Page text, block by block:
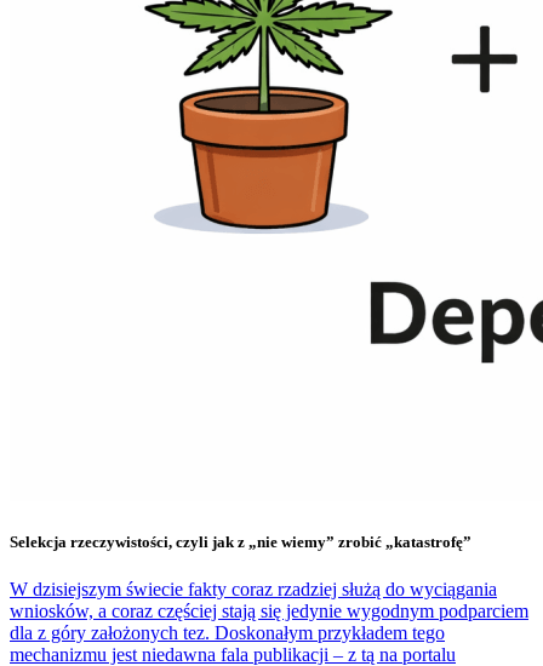
Selekcja rzeczywistości, czyli jak z „nie wiemy” zrobić „katastrofę”
W dzisiejszym świecie fakty coraz rzadziej służą do wyciągania
wniosków, a coraz częściej stają się jedynie wygodnym podparciem
dla z góry założonych tez. Doskonałym przykładem tego
mechanizmu jest niedawna fala publikacji – z tą na portalu